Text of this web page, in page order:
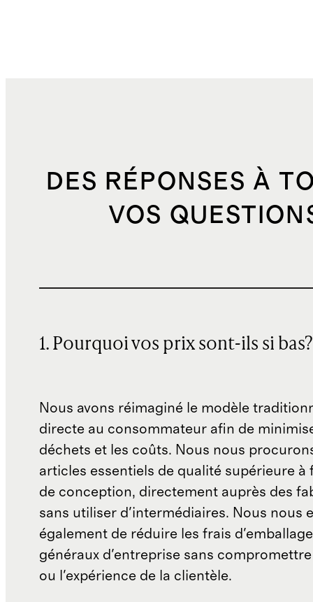
DES RÉPONSES À
VOS
1. Pourquoi vos prix sont-ils si bas?
Nous avons réimaginé le modèle
directe au consommateur afin de
déchets et les coûts. Nous nous
articles essentiels de qualité supérieure à
de conception, directement auprès des
sans utiliser d'intermédiaires. Nous nous
également de réduire les frais
généraux d'entreprise sans
ou l'expérience de la clientèle.